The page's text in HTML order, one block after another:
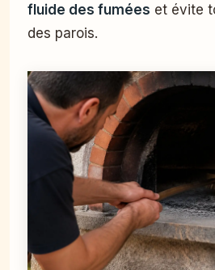
fluide des fumées et évite
des parois.